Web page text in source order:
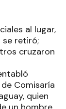
al lugar,
se retiró;
cruzaron
Comisaría
quien